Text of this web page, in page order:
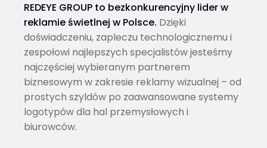
REDEYE GROUP to bezkonkurencyjny lider w
reklamie świetlnej w Polsce. Dzięki
doświadczeniu, zapleczu technologicznemu i
zespołowi najlepszych specjalistów jesteśmy
najczęściej wybieranym partnerem
biznesowym w zakresie reklamy wizualnej – od
prostych szyldów po zaawansowane systemy
logotypów dla hal przemysłowych i
biurowców.